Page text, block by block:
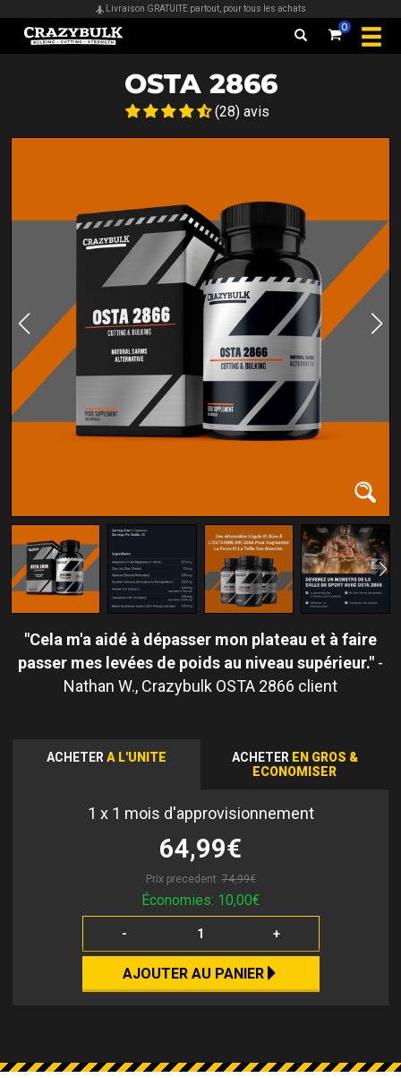
Livraison GRATUITE partout, pour tous les achats
0
OSTA 2866
(28) avis
Cela m'a aidé à dépasser mon plateau et à faire
passer mes levées de poids au niveau supérieur.
Nathan W.
ACHETERA L'UNITE ACHETER EN GROS &
ECONOMISER
1 x 1 mois d'approvisionnement
64,99€
Prix precedent:74,99€
Économies: 10,00€
- +
AJOUTER AU PANIER